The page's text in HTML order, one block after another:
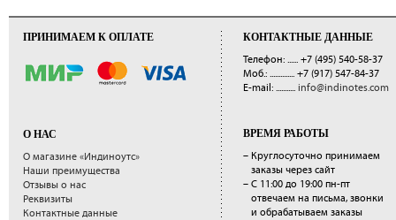
ПРИНИМАЕМ К ОПЛАТЕ
О НАС
О магазине «Индиноутс»
Наши преимущества
Отзывы о нас
Реквизиты
Контактные данные
КОНТАКТНЫЕ ДАННЫЕ
Телефон: ...... +7 (495) 540-58-37
Моб.: .............. +7 (917) 547-84-37
E-mail: ........... info@indinotes.com
ВРЕМЯ РАБОТЫ
– Круглосуточно принимаем
заказы через сайт
– С 11:00 до 19:00 пн-пт
отвечаем на письма, звонки
и обрабатываем заказы